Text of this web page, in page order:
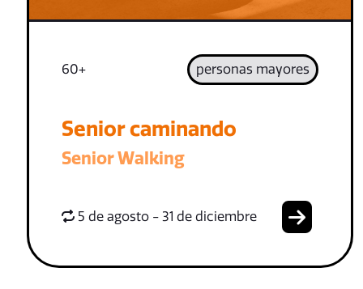
60+ personas mayores
Senior caminando
Senior Walking
5 de agosto - 31 de diciembre